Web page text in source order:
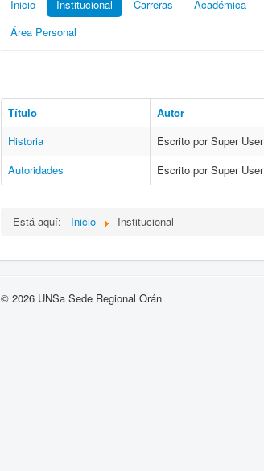
Inicio Institucional Carreras Académica
Área Personal
Título Autor
Historia
Escrito por Super User
Autoridades Escrito por Super User
Está aquí: Inicio Institucional
© 2026 UNSa Sede Regional Orán